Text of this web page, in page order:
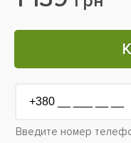
Введите номер